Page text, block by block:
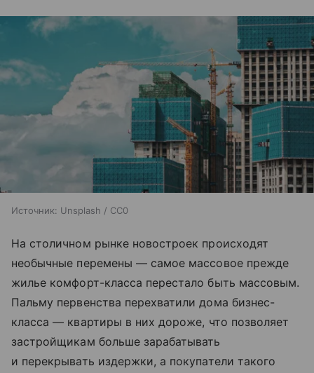
Источник: Unsplash / CC0
На столичном рынке новостроек происходят
необычные перемены — самое массовое прежде
жилье комфорт-класса перестало быть массовым.
Пальму первенства перехватили дома бизнес-
класса — квартиры в них дороже, что позволяет
застройщикам больше зарабатывать
и перекрывать издержки, а покупатели такого